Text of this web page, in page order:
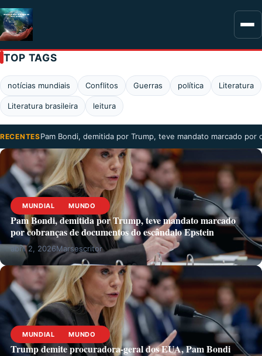
TOP TAGS
notícias mundiais Conflitos Guerras política Literatura
Literatura brasileira leitura
RECENTESPam Bondi, demitida por Trump, teve mandato marcado
MUNDIAL MUNDO
Pam Bondi, demitida por Trump, teve mandato marcado
por cobranças de documentos do escândalo Epstein
abril 2, 2026Marsescritor
MUNDIAL MUNDO
Trump demite procuradora-geral dos EUA, Pam Bondi